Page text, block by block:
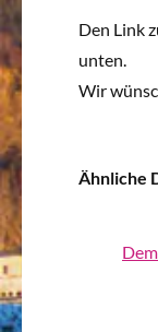
Den Link
unten.
Wir
Ähnliche